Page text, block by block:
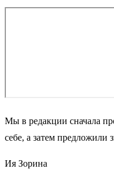
Мы в редакции сначала
себе, а затем
Ия Зорина